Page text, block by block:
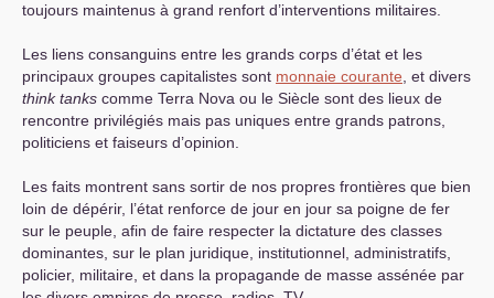
toujours maintenus à grand renfort d’interventions militaires.
Les liens consanguins entre les grands corps d’état et les
principaux groupes capitalistes sont monnaie courante , et divers
think tanks comme Terra Nova ou le Siècle sont des lieux de
rencontre privilégiés mais pas uniques entre grands patrons,
politiciens et faiseurs d’opinion.
Les faits montrent sans sortir de nos propres frontières que bien
loin de dépérir, l’état renforce de jour en jour sa poigne de fer
sur le peuple, afin de faire respecter la dictature des classes
dominantes, sur le plan juridique, institutionnel, administratifs,
policier, militaire, et dans la propagande de masse assénée par